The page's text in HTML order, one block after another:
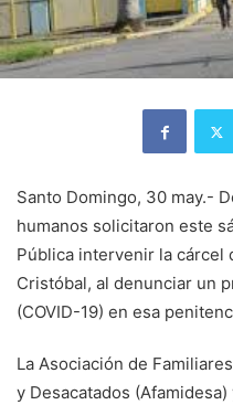
Santo Domingo, 30 may.-
humanos solicitaron este
Pública intervenir la cárcel
Cristóbal, al denunciar un
(COVID-19) en esa
La Asociación de
y Desacatados